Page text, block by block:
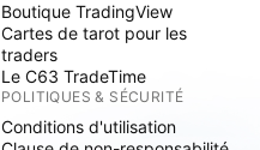
Boutique TradingView
Cartes de tarot pour les
traders
Le C63 TradeTime
POLITIQUES & SÉCURITÉ
Conditions d'utilisation